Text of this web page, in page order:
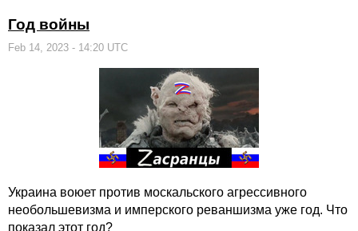
Год войны
Feb 14, 2023 - 14:20 UTC
Украина воюет против москальского агрессивного
необольшевизма и имперского реваншизма уже год. Что
показал этот год?